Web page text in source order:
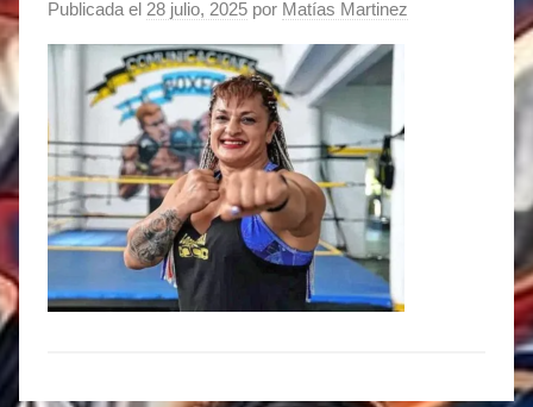
Publicada el 28 julio, 2025 por Matías Martinez